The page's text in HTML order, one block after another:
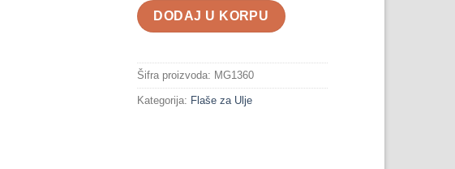
DODAJ U KORPU
Šifra proizvoda: MG1360
Kategorija: Flaše za Ulje